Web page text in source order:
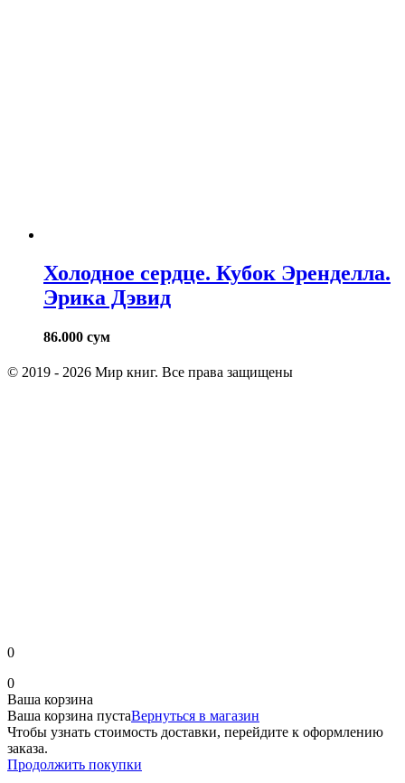
Холодное сердце. Кубок Эренделла.
Эрика Дэвид
86.000 сум
© 2019 - 2026 Мир книг. Все права защищены
0
0
Ваша корзина
Ваша корзина пустаВернуться в магазин
Чтобы узнать стоимость доставки, перейдите к оформлению
заказа.
Продолжить покупки